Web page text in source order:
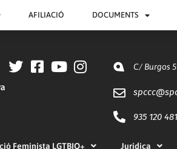
AFILIACIÓ DOCUMENTS
C/ Burgos
spccc@
935 120 481
Feminista LGTBIQ+ Jurídica